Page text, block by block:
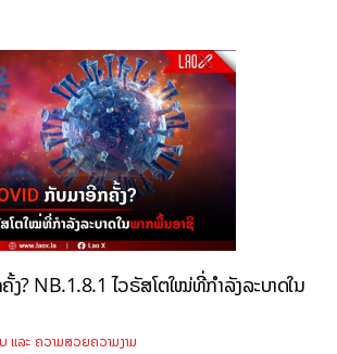
ງ? NB.1.8.1 ໄວຣັສໂຕໃໝ່ທີ່ກຳລັງລະບາດໃນ
ແລະ ຄວາມສວຍຄວາມງາມ